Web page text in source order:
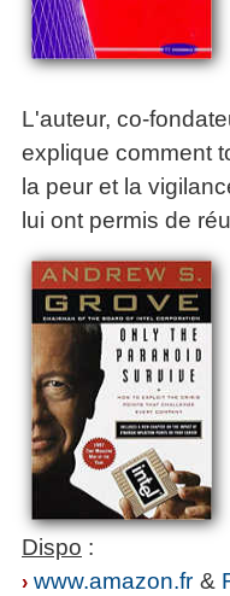
L'auteur, co-
explique comment
la peur et la
lui ont permis de
Dispo :
› www.amazon.fr &